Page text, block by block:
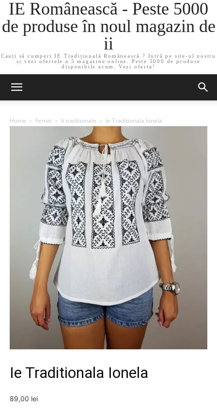
IE Românească - Peste 5000
de produse în noul magazin de
ii
Cauți să cumperi IE Tradițională Românească ? Intră pe site-ul nostru
și vezi ofertele a 5 magazine online. Peste 5000 de produse
disponibile acum. Vezi oferta!
Home Femei Ii traditionale Ie Traditionala Ionela
Ie Traditionala Ionela
89,00 lei